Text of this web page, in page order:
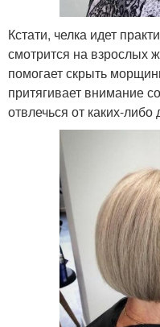
Кстати, челка идет
смотрится на взрослых
помогает скрыть
притягивает внимание
отвлечься от каких-